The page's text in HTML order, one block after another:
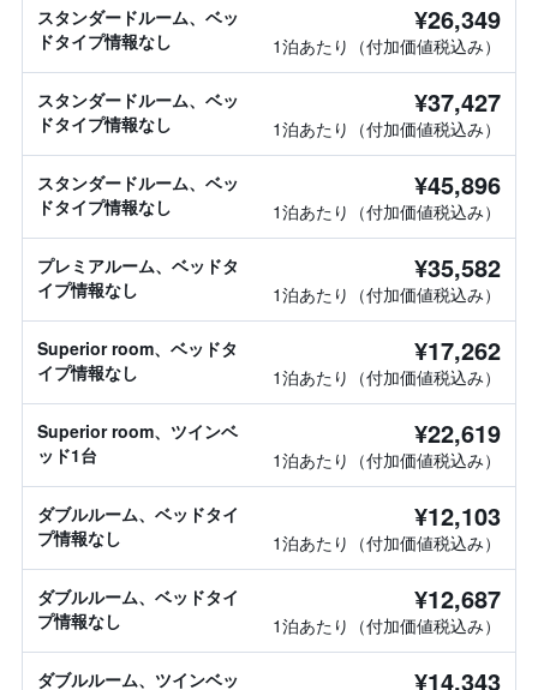
スタンダードルーム、ベッ
ドタイプ情報なし
¥26,349
1泊あたり（付加価値税込み）
スタンダードルーム、ベッ
ドタイプ情報なし
¥37,427
1泊あたり（付加価値税込み）
スタンダードルーム、ベッ
ドタイプ情報なし
¥45,896
1泊あたり（付加価値税込み）
プレミアルーム、ベッドタ
イプ情報なし
¥35,582
1泊あたり（付加価値税込み）
Superior room、ベッドタ
イプ情報なし
¥17,262
1泊あたり（付加価値税込み）
Superior room、ツインベ
ッド1台
¥22,619
1泊あたり（付加価値税込み）
ダブルルーム、ベッドタイ
プ情報なし
¥12,103
1泊あたり（付加価値税込み）
ダブルルーム、ベッドタイ
プ情報なし
¥12,687
1泊あたり（付加価値税込み）
ダブルルーム、ツインベッ ¥14,343